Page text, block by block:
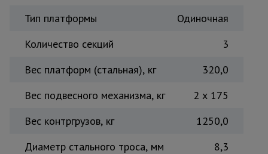
Тип платформы
Одиночная
Количество секций
3
Вес платформ (стальная), кг
320,0
Вес подвесного механизма, кг
2 x 175
Вес контргрузов, кг
1250,0
Диаметр стального троса, мм
8,3